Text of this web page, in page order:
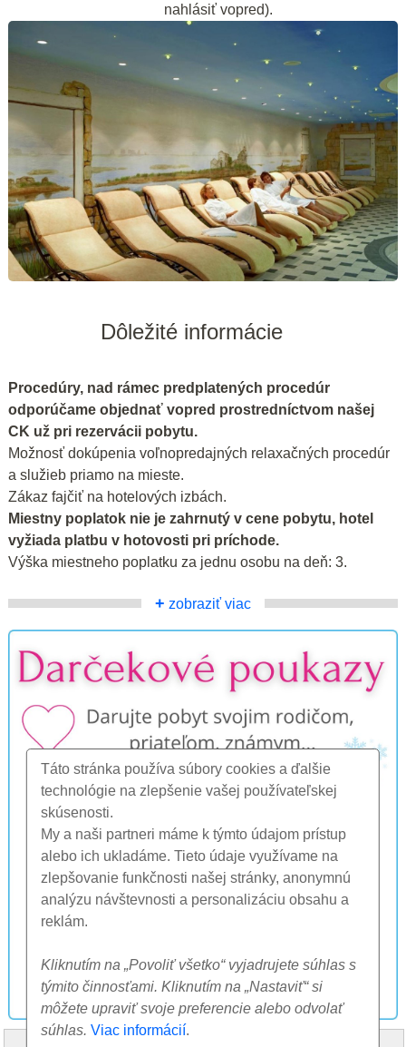
Táto stránka používa súbory cookies a ďalšie
technológie na zlepšenie vašej používateľskej
skúsenosti.
My a naši partneri máme k týmto údajom prístup
alebo ich ukladáme. Tieto údaje využívame na
zlepšovanie funkčnosti našej stránky, anonymnú
analýzu návštevnosti a personalizáciu obsahu a
reklám.
Kliknutím na „Povoliť všetko“ vyjadrujete súhlas s
týmito činnosťami. Kliknutím na „Nastaviť“ si
môžete upraviť svoje preferencie alebo odvolať
súhlas. Viac informácií.
nahlásiť vopred).
Dôležité informácie
Procedúry, nad rámec predplatených procedúr
odporúčame objednať vopred prostredníctvom našej
CK už pri rezervácii pobytu.
Možnosť dokúpenia voľnopredajných relaxačných procedúr
a služieb priamo na mieste.
Zákaz fajčiť na hotelových izbách.
Miestny poplatok nie je zahrnutý v cene pobytu, hotel
vyžiada platbu v hotovosti pri príchode.
Výška miestneho poplatku za jednu osobu na deň: 3.
+ zobraziť viac